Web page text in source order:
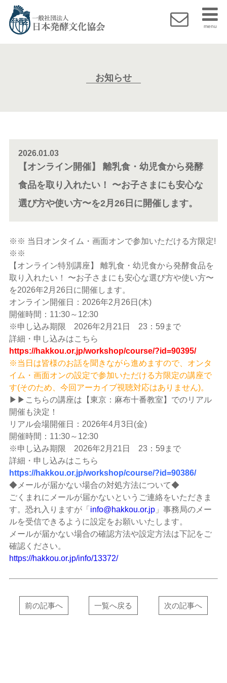
menu
お知らせ
2026.01.03
【オンライン開催】 離乳食・幼児食から発酵
食品を取り入れたい！ 〜お子さまにも安心な
選び方や使い方〜を2月26日に開催します。
※※ 当日オンタイム・画面オンで参加いただける方限定!
※※
【オンライン特別講座】 離乳食・幼児食から発酵食品を
取り入れたい！ 〜お子さまにも安心な選び方や使い方〜
を2026年2月26日に開催します。
オンライン開催日：2026年2月26日(木)
開催時間：11:30～12:30
※申し込み期限 2026年2月21日 23：59まで
詳細・申し込みはこちら
https://hakkou.or.jp/workshop/course/?id=90395/
※当日は皆様のお話を聞きながら進めますので、オンタ
イム・画面オンの設定で参加いただける方限定の講座で
す(そのため、今回アーカイブ視聴対応はありません)。
▶▶こちらの講座は【東京：麻布十番教室】でのリアル
開催も決定！
リアル会場開催日：2026年4月3日(金)
開催時間：11:30～12:30
※申し込み期限 2026年2月21日 23：59まで
詳細・申し込みはこちら
https://hakkou.or.jp/workshop/course/?id=90386/
◆メールが届かない場合の対処方法について◆
ごくまれにメールが届かないというご連絡をいただきま
す。恐れ入りますが「 info@hakkou.or.jp」事務局のメー
ルを受信できるように設定をお願いいたします。
メールが届かない場合の確認方法や設定方法は下記をご
確認ください。
https://hakkou.or.jp/info/13372/
前の記事へ 一覧へ戻る 次の記事へ